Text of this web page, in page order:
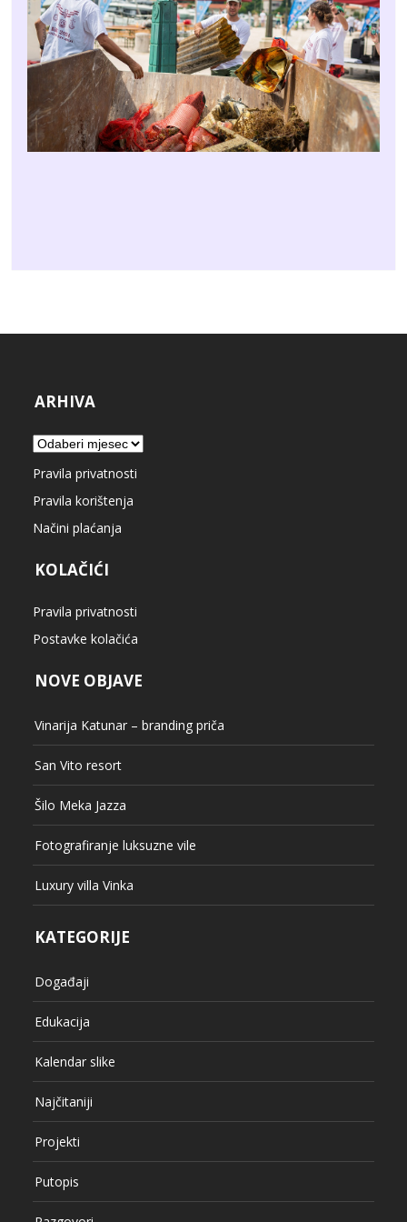
ARHIVA
Arhiva
Pravila privatnosti
Pravila korištenja
Načini plaćanja
KOLAČIĆI
Pravila privatnosti
Postavke kolačića
NOVE OBJAVE
Vinarija Katunar – branding priča
San Vito resort
Šilo Meka Jazza
Fotografiranje luksuzne vile
Luxury villa Vinka
KATEGORIJE
Događaji
Edukacija
Kalendar slike
Najčitaniji
Projekti
Putopis